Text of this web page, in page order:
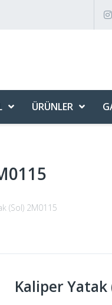
ÜRÜNLER
(Sol) 2M0115
Kaliper Yatak